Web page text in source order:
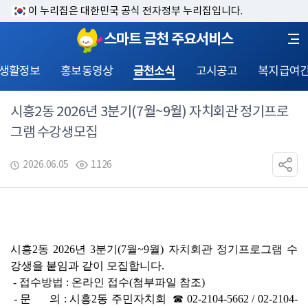
이 누리집은 대한민국 공식 전자정부 누리집입니다.
스마트 금천 주요서비스
활정보 홍보동영상 금천소식 고시공고 복지급여
시흥2동 2026년 3분기(7월~9월) 자치회관 정기프로
그램 수강생모집
2026.06.05 1126
시흥2동 2026년 3분기(7월~9월) 자치회관 정기프로그램 수
강생을 붙임과 같이 모집합니다.
- 접수방법 : 온라인 접수(첨부파일 참조)
- 문      의 : 시흥2동 주민자치회 ☎ 02-2104-5662 / 02-2104-